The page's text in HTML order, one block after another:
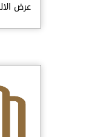
عرض